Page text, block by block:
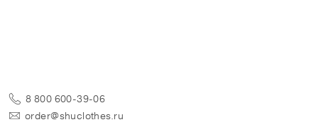
8 800 600-39-06
order@shuclothes.ru